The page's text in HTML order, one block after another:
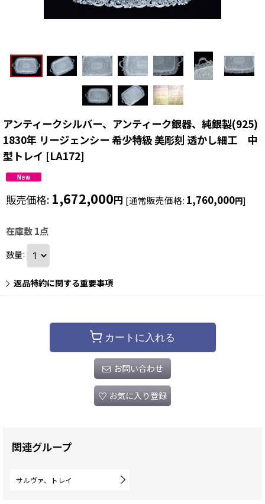
アンティークシルバー、アンティーク銀器、純銀製(925)
1830年 リージェンシー 希少特級 美彫刻 透かし細工 中
型トレイ [LA172]
販売価格: 1,672,000円 [通常販売価格: 1,760,000円]
在庫数 1点
数量:
返品特約に関する重要事項
カートに入れる
お問い合わせ
お気に入り登録
関連グループ
サルヴァ、トレイ